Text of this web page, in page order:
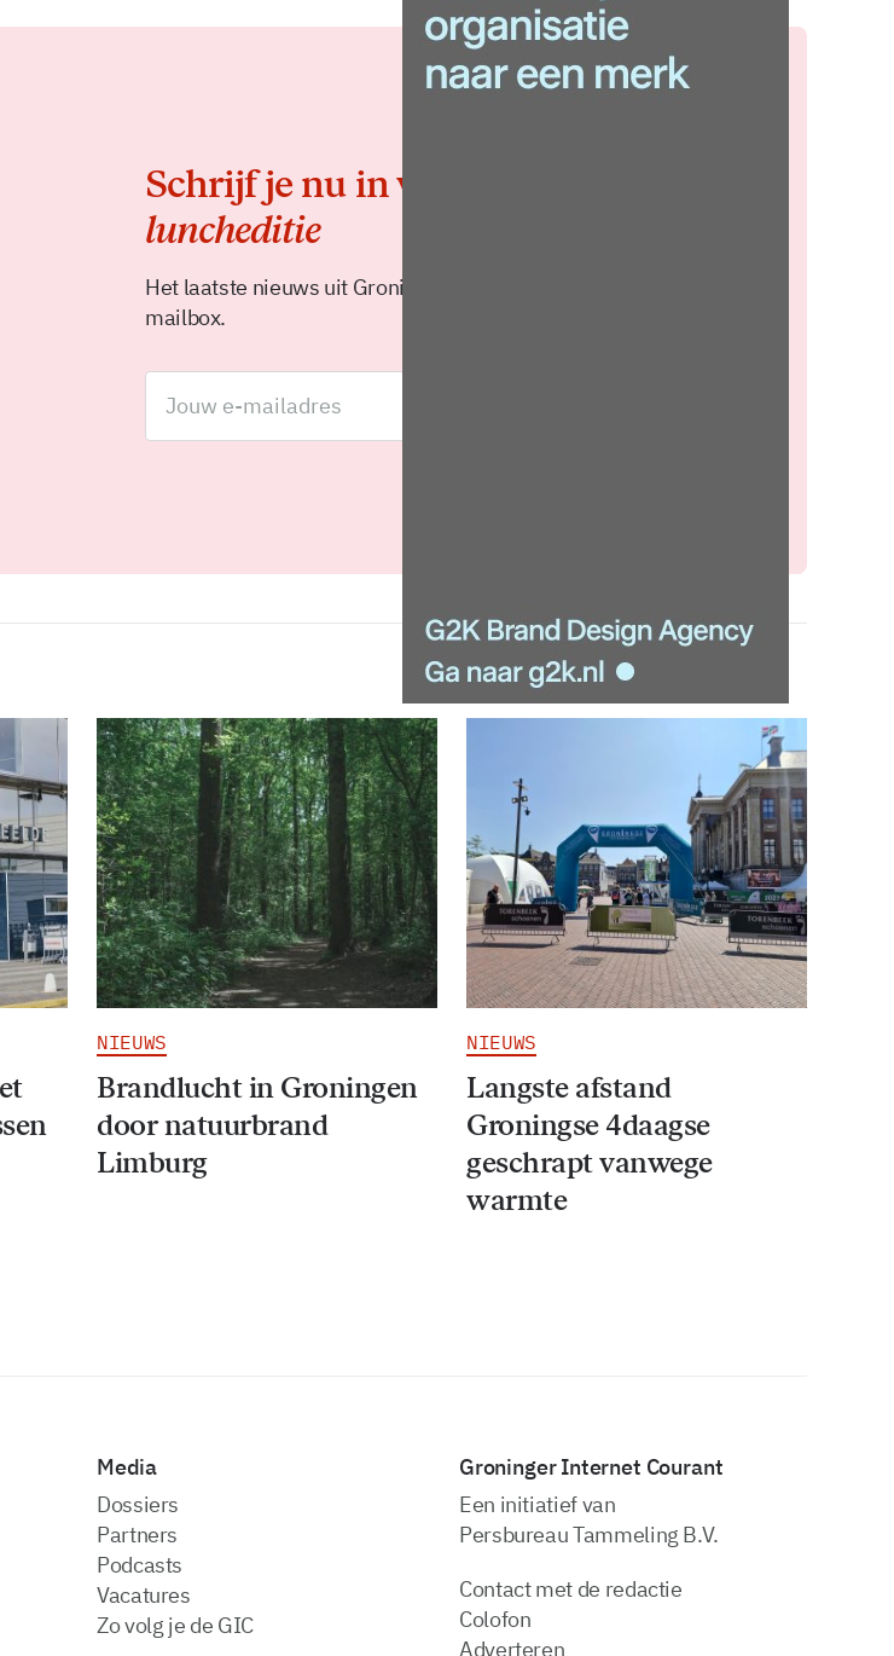
Schrijf je nu in voor de
luncheditie
Het laatste nieuws uit Groningen elke middag in je
mailbox.
NIEUWS
Brandlucht in Groningen
door natuurbrand
Limburg
NIEUWS
Langste afstand
Groningse 4daagse
geschrapt vanwege
warmte
Media
dossiers
partners
podcasts
vacatures
zo volg je de GIC
Groninger Internet Courant
Een initiatief van
Persbureau Tammeling B.V.
Contact met de redactie
Colofon
Adverteren